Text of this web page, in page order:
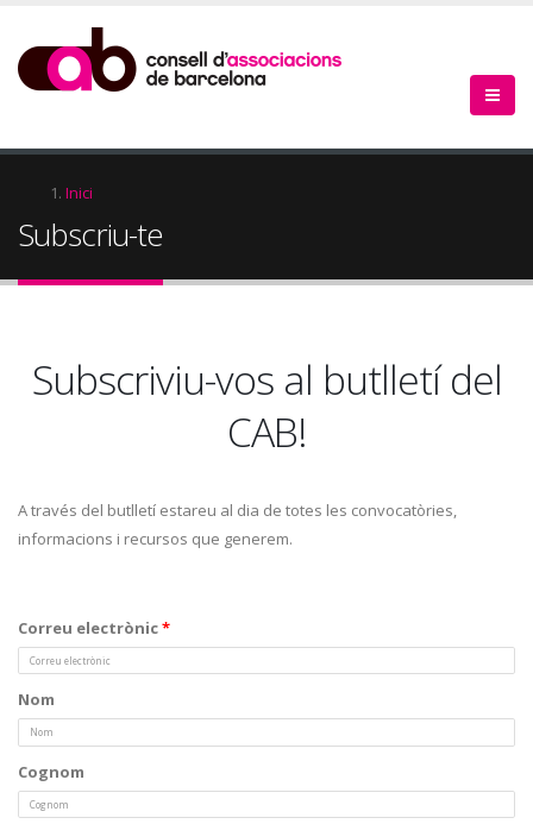
contingut
d'Ariadna
Inici
Subscriu-te
Subscriviu-vos al butlletí del
CAB!
A través del butlletí estareu al dia de totes les convocatòries,
informacions i recursos que generem.
Correu electrònic*
Nom
Cognom